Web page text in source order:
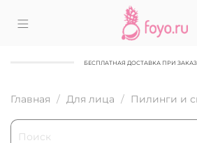
БЕСПЛАТНАЯ ДОСТАВКА ПРИ
Главная Для лица Пилинги и